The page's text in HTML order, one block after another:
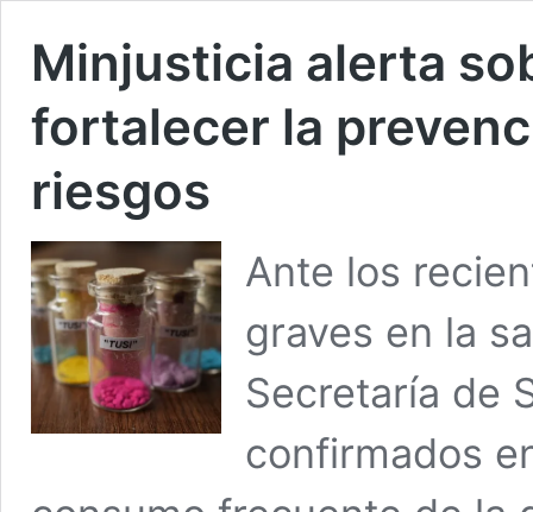
Minjusticia alerta
fortalecer la
riesgos
Ante los
graves en la
Secretaría de
confirmados